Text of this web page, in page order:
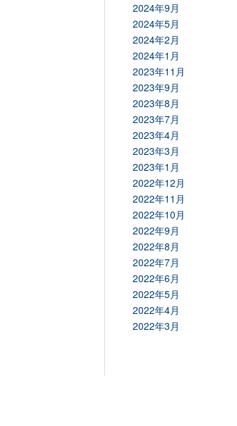
2024年9月
2024年5月
2024年2月
2024年1月
2023年11月
2023年9月
2023年8月
2023年7月
2023年4月
2023年3月
2023年1月
2022年12月
2022年11月
2022年10月
2022年9月
2022年8月
2022年7月
2022年6月
2022年5月
2022年4月
2022年3月